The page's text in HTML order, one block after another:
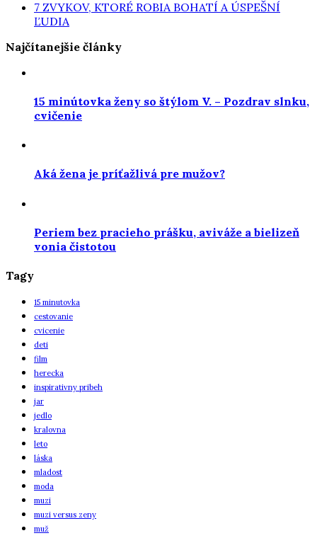
7 ZVYKOV, KTORÉ ROBIA BOHATÍ A ÚSPEŠNÍ
ĽUDIA
Najčítanejšie články
15 minútovka ženy so štýlom V. – Pozdrav slnku,
cvičenie
Aká žena je príťažlivá pre mužov?
Periem bez pracieho prášku, aviváže a bielizeň
vonia čistotou
Tagy
15 minutovka
cestovanie
cvicenie
deti
film
herecka
inspirativny pribeh
jar
jedlo
kralovna
leto
láska
mladost
moda
muzi
muzi versus zeny
muž